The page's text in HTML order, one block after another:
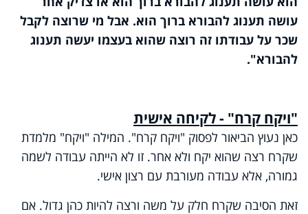
עושה תענוג להבורא ברוך הוא. אבל מי שרוצה לקבל
שכר על עבודתו זה רוצה שהוא בעצמו יעשה תענוג
להבורא".
"ויקח קרח" - לקיחה אישית
כאן נעוץ הביאור לפסוק "ויקח קרח". המילה "ויקח" מלמדת
שקרח רצה שהוא יקח ולא אחר. זו לא הייתה עבודה לשמה
גמורה, אלא עבודה מעורבת עם רצון אישי.
זאת הסיבה שקרח חלק על משה ורצה להיות כהן גדול. אם